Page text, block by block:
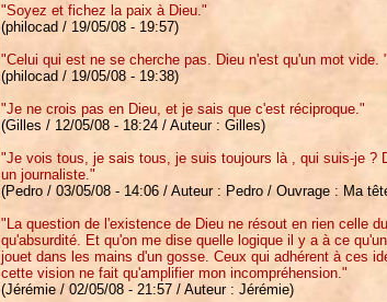
"Soyez et fichez la paix à Dieu."
(philocad / 19/05/08 - 19:57)
"Celui qui est ne se cherche pas. Dieu n'est qu'un mot vide. "
(philocad / 19/05/08 - 19:38)
"Je ne crois pas en Dieu, et je sais que c'est réciproque."
(Gilles / 12/05/08 - 18:24 / Auteur : Gilles)
"Je vois tous, je sais tous, je suis toujours là , qui suis-je ?
un journaliste."
(Pedro / 03/05/08 - 14:06 / Auteur : Pedro / Ouvrage : Ma
"La question de l'existence de Dieu ne résout en rien celle
qu'absurdité. Et qu'on me dise quelle logique il y a à ce
jouet dans les mains d'un gosse. Ceux qui adhérent à ces
cette vision ne fait qu'amplifier mon incompréhension."
(Jérémie / 02/05/08 - 21:57 / Auteur : Jérémie)